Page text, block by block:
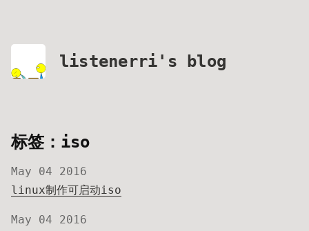
listenerri's blog
标签：iso
May 04 2016
linux制作可启动iso
May 04 2016